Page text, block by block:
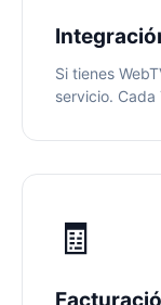
Si tienes
servicio.
🧾